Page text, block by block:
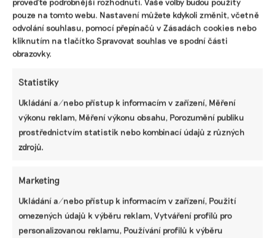
pouze na tomto webu. Nastavení můžete kdykoli změnit, včetně
odvolání souhlasu, pomocí přepínačů v Zásadách cookies nebo
kliknutím na tlačítko Spravovat souhlas ve spodní části
obrazovky.
Statistiky
Ukládání a/nebo přístup k informacím v zařízení, Měření
výkonu reklam, Měření výkonu obsahu, Porozumění publiku
prostřednictvím statistik nebo kombinací údajů z různých
zdrojů.
Marketing
Ukládání a/nebo přístup k informacím v zařízení, Použití
omezených údajů k výběru reklam, Vytváření profilů pro
personalizovanou reklamu, Používání profilů k výběru
Faerské ostrovy
grindadráp lov velryb Nejzajímavější
nich používá pálivé papričky, líčí dovozce
tamní kávy
Česká firma Mountain Gorilla Coffee prodává kávu z
Ugandy, kde žijí poslední zástupci největšího lidoopa.